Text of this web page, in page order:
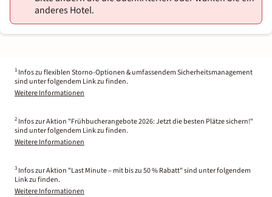
anderes Hotel.
1 Infos zu flexiblen Storno-Optionen & umfassendem Sicherheitsmanagement
sind unter folgendem Link zu finden.
Weitere Informationen
2 Infos zur Aktion "Frühbucherangebote 2026: Jetzt die besten Plätze sichern!"
sind unter folgendem Link zu finden.
Weitere Informationen
3 Infos zur Aktion "Last Minute – mit bis zu 50 % Rabatt" sind unter folgendem
Link zu finden.
Weitere Informationen